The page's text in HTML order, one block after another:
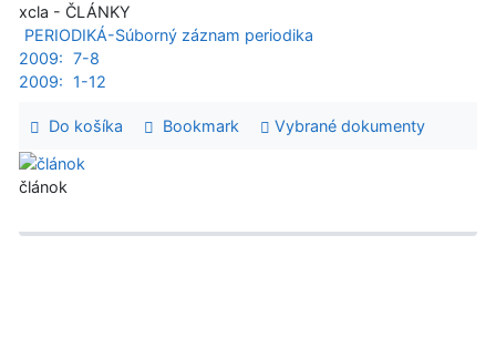
xcla - ČLÁNKY
PERIODIKÁ-Súborný záznam periodika
2009: 7-8
2009:
1-12
Do košíka Bookmark Vybrané dokumenty
článok